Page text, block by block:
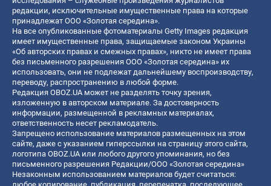
редакции, исключительные имущественные права на которые
принадлежат ООО «Золотая середина».
На все опубликованные фотоматериалы Getty Images редакция
имеет имущественные права, защищаемые законом Украины
«Об авторских правах и смежных правах», никто не имеет права
без письменного разрешения ООО «Золотая середина» их
использовать, они не подлежат дальнейшему воспроизводству,
переводу, распространению в любой форме.
Редакция OBOZ.UA может не разделять точку зрения,
изложенную в авторском материале. За достоверность
информации, размещенной в рекламных материалах,
ответственность несет рекламодатель.
Запрещено использование материалов размещенных на этом
сайте, даже с указанием гиперссылки на страницу этого сайта,
логотипа OBOZ.UA или любого другого упоминания, но без
письменного разрешения Редакции/ООО «Золотая середина»
Незаконным использованием материалов будет считаться: